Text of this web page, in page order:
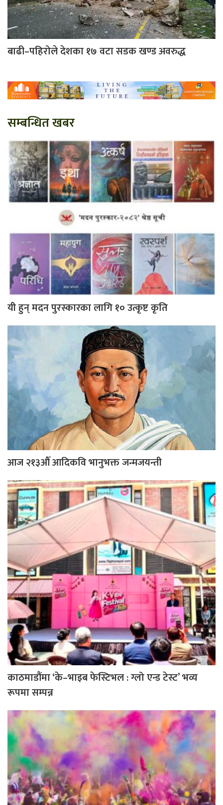
बाढी–पहिरोले देशका १७ वटा सडक खण्ड अवरुद्ध
सम्बन्धित खबर
यी हुन् मदन पुरस्कारका लागि १० उत्कृष्ट कृति
आज २१३औँ आदिकवि भानुभक्त जन्मजयन्ती
काठमाडौंमा ‘के–भाइब फेस्टिभल : ग्लो एन्ड टेस्ट’ भव्य
रूपमा सम्पन्न